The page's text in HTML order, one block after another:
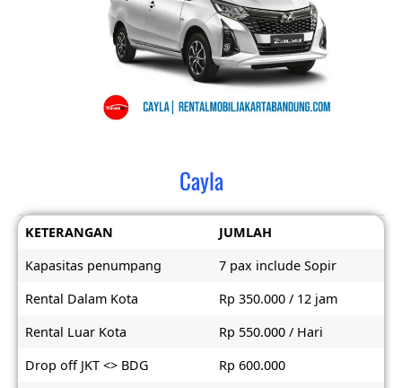
Cayla
KETERANGAN
JUMLAH
Kapasitas penumpang
7 pax include Sopir
Rental Dalam Kota
Rp 350.000 / 12 jam
Rental Luar Kota
Rp 550.000 / Hari
Drop off JKT <> BDG
Rp 600.000